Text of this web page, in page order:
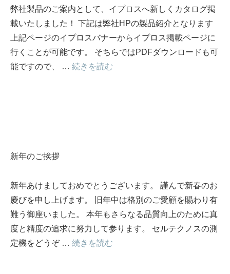
弊社製品のご案内として、イプロスへ新しくカタログ掲
載いたしました！ 下記は弊社HPの製品紹介となります
上記ページのイプロスバナーからイプロス掲載ページに
行くことが可能です。 そちらではPDFダウンロードも可
能ですので、 … 続きを読む
新年のご挨拶
新年あけましておめでとうございます。 謹んで新春のお
慶びを申し上げます。 旧年中は格別のご愛顧を賜わり有
難う御座いました。 本年もさらなる品質向上のために真
度と精度の追求に努力して参ります。 セルテクノスの測
定機をどうぞ … 続きを読む